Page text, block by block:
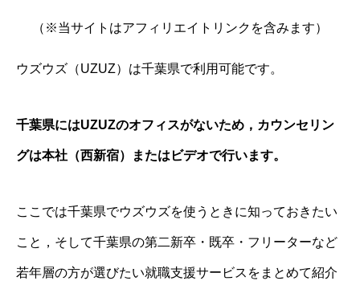
（※当サイトはアフィリエイトリンクを含みます）
ウズウズ（UZUZ）は千葉県で利用可能です。
千葉県にはUZUZのオフィスがないため，カウンセリン
グは本社（西新宿）またはビデオで行います。
ここでは千葉県でウズウズを使うときに知っておきたい
こと，そして千葉県の第二新卒・既卒・フリーターなど
若年層の方が選びたい就職支援サービスをまとめて紹介